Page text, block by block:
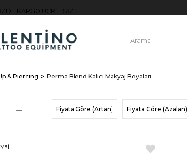
KARGO ÜCRETSİZ
& Piercing Perma Blend Kalıcı Makyaj Boyaları
Fiyata Göre (Artan) Fiyata Göre (Azalan)